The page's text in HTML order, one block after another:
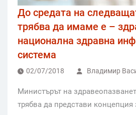
До средата на
трябва да имаме е –
национална здравна
система
02/07/2018 Владимир
Mинистърът на
трябва да представи концепция